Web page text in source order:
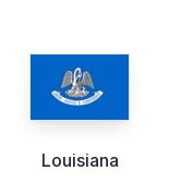
Louisiana